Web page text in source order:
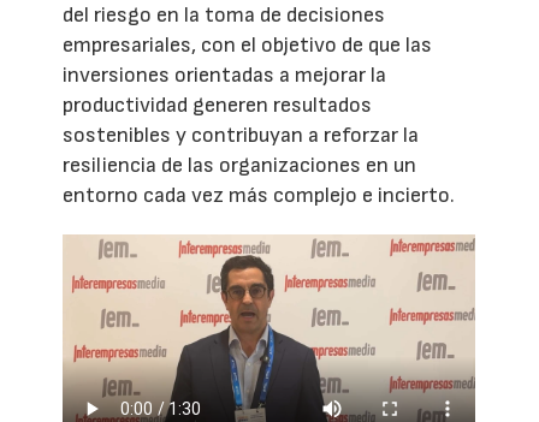
del riesgo en la toma de decisiones
empresariales, con el objetivo de que las
inversiones orientadas a mejorar la
productividad generen resultados
sostenibles y contribuyan a reforzar la
resiliencia de las organizaciones en un
entorno cada vez más complejo e incierto.